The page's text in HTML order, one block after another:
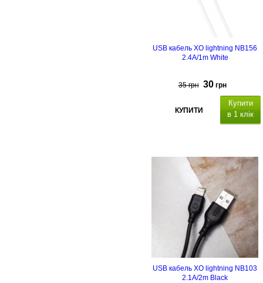
USB кабель XO lightning NB156
2.4A/1m White
35 грн 30 грн
КУПИТИ
Купити
в 1 клік
USB кабель XO lightning NB103
2.1A/2m Black